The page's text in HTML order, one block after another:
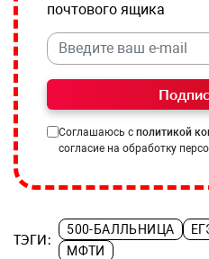
почтового ящика
Соглашаюсь с политикой
согласие на обработку
ТЭГИ:
500-БАЛЛЬНИЦА
МФТИ